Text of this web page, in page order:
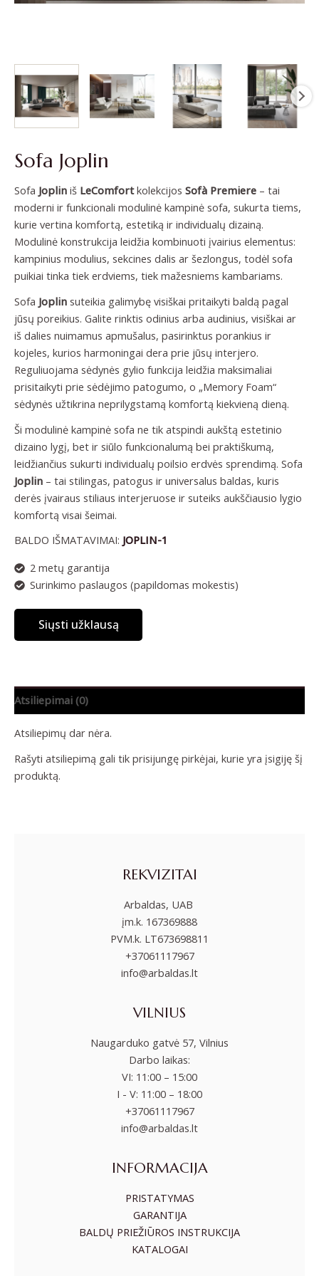
Sofa Joplin
Sofa Joplin iš LeComfortkolekcijos Sofà Premiere – tai
moderni ir funkcionali modulinė kampinė sofa, sukurta tiems,
kurie vertina komfortą, estetiką ir individualų dizainą.
Modulinė konstrukcija leidžia kombinuoti įvairius elementus:
kampinius modulius, sekcines dalis ar šezlongus, todėl sofa
puikiai tinka tiek erdviems, tiek mažesniems kambariams.
Sofa Joplin suteikia galimybę visiškai pritaikyti baldą pagal
jūsų poreikius. Galite rinktis odinius arba audinius, visiškai ar
iš dalies nuimamus apmušalus, pasirinktus porankius ir
kojeles, kurios harmoningai dera prie jūsų interjero.
Reguliuojama sėdynės gylio funkcija leidžia maksimaliai
prisitaikyti prie sėdėjimo patogumo, o „Memory Foam“
sėdynės užtikrina neprilygstamą komfortą kiekvieną dieną.
Ši modulinė kampinė sofa ne tik atspindi aukštą estetinio
dizaino lygį, bet ir siūlo funkcionalumą bei praktiškumą,
leidžiančius sukurti individualų poilsio erdvės sprendimą. Sofa
Joplin – tai stilingas, patogus ir universalus baldas, kuris
derės įvairaus stiliaus interjeruose ir suteiks aukščiausio lygio
komfortą visai šeimai.
BALDO IŠMATAVIMAI: JOPLIN-1
2 metų garantija
Surinkimo paslaugos (papildomas mokestis)
Siųsti užklausą
Atsiliepimai (0)
Atsiliepimų dar nėra.
Rašyti atsiliepimą gali tik prisijungę pirkėjai, kurie yra įsigiję šį
produktą.
REKVIZITAI
Arbaldas, UAB
įm.k. 167369888
PVM.k. LT673698811
+37061117967
info@arbaldas.lt
VILNIUS
Naugarduko gatvė 57, Vilnius
Darbo laikas:
VI: 11:00 – 15:00
I - V: 11:00 – 18:00
+37061117967
info@arbaldas.lt
INFORMACIJA
PRISTATYMAS
GARANTIJA
BALDŲ PRIEŽIŪROS INSTRUKCIJA
KATALOGAI